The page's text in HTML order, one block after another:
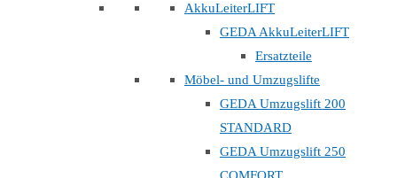
AkkuLeiterLIFT
GEDA AkkuLeiterLIFT
Ersatzteile
Möbel- und Umzugslifte
GEDA Umzugslift 200
STANDARD
GEDA Umzugslift 250